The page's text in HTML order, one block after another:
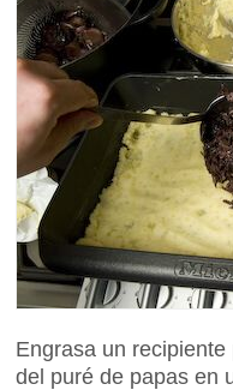
Engrasa un
del puré de papas en